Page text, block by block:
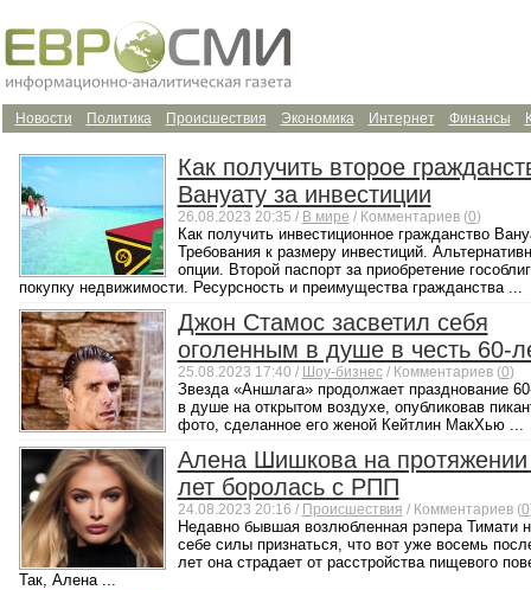
Финансы
Интернет
Экономика
Происшествия
Политика
Новости
Как получить второе
Вануату за инвестиции
26.08.2023 20:35 / В мире / Комментариев (0)
Как получить инвестиционное гражданство
Требования к размеру инвестиций.
опции. Второй паспорт за приобретение
покупку недвижимости. Ресурсность и преимущества гражданства ...
Джон Стамос засветил себя
оголенным в душе в честь 60-
25.08.2023 17:40 / Шоу-бизнес/ Комментариев (0)
Звезда «Аншлага» продолжает празднование
в душе на открытом воздухе, опубликовав
фото, сделанное его женой Кейтлин МакХью ...
Алена Шишкова на
лет боролась с РПП
24.08.2023 20:16 / Происшествия / Комментариев (0
Недавно бывшая возлюбленная рэпера Тимати
себе силы признаться, что вот уже восемь
лет она страдает от расстройства пищевого
Так, Алена ...